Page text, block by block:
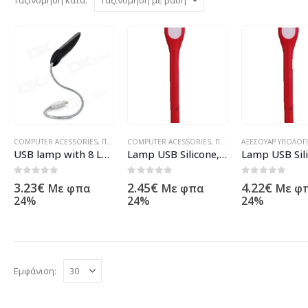
COMPUTER ACESSORIES, ΠΡΟΪΌΝΤΑ ΠΛΗΡΟΦΟΡΙΚΉΣ - ΚΙΝΗΤΉΣ ΤΗΛΕΦΩΝΊΑΣ - ΗΛΕΚΤΡΟΝΙΚΆ
USB lamp with 8 LEDs – 17067
3.23€ Με φπα
24%
COMPUTER ACESSORIES, ΠΡΟΪΌΝΤΑ ΠΛΗΡΟΦΟΡΙΚΉΣ - ΚΙΝΗΤΉΣ ΤΗΛΕΦΩΝΊΑΣ - ΗΛΕΚΤΡΟΝΙΚΆ
Lamp USB Silicone, multicolor – 17253
2.45€ Με φπα
24%
ΑΞΕΣΟΥΆΡ
4.22€ Με
24%
Εμφάνιση: